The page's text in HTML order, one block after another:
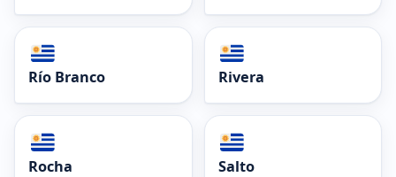
Río Branco Rivera
Rocha Salto